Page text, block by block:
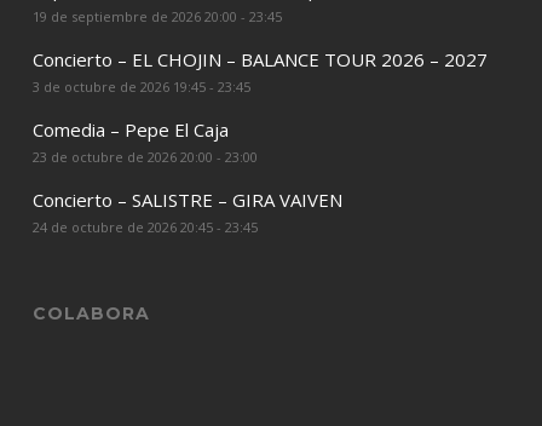
19 de septiembre de 2026 20:00 - 23:45
Concierto – EL CHOJIN – BALANCE TOUR 2026 – 2027
3 de octubre de 2026 19:45 - 23:45
Comedia – Pepe El Caja
23 de octubre de 2026 20:00 - 23:00
Concierto – SALISTRE – GIRA VAIVEN
24 de octubre de 2026 20:45 - 23:45
COLABORA